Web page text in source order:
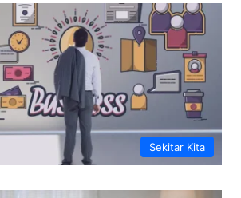
Sekitar Kita